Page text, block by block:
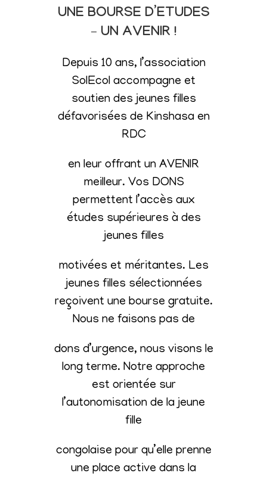
UNE BOURSE D’ETUDES
– UN AVENIR !
Depuis 10 ans, l’association
SolEcol accompagne et
soutien des jeunes filles
défavorisées de Kinshasa en
RDC
en leur offrant un AVENIR
meilleur. Vos DONS
permettent l’accès aux
études supérieures à des
jeunes filles
motivées et méritantes. Les
jeunes filles sélectionnées
reçoivent une bourse gratuite.
Nous ne faisons pas de
dons d’urgence, nous visons le
long terme. Notre approche
est orientée sur
l’autonomisation de la jeune
fille
congolaise pour qu’elle prenne
une place active dans la